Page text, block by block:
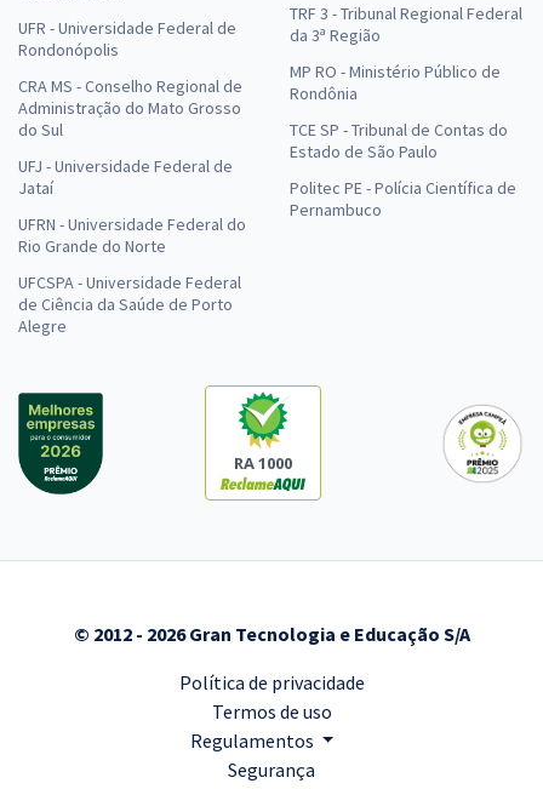
UFR - Universidade Federal de
Rondonópolis
CRA MS - Conselho Regional de
Administração do Mato Grosso
do Sul
UFJ - Universidade Federal de
Jataí
UFRN - Universidade Federal do
Rio Grande do Norte
UFCSPA - Universidade Federal
de Ciência da Saúde de Porto
Alegre
TRF 3 - Tribunal Regional Federal
da 3ª Região
MP RO - Ministério Público de
Rondônia
TCE SP - Tribunal de Contas do
Estado de São Paulo
Politec PE - Polícia Científica de
Pernambuco
RA 1000
© 2012 - 2026 Gran Tecnologia e Educação S/A
Política de privacidade
Termos de uso
Regulamentos
Segurança